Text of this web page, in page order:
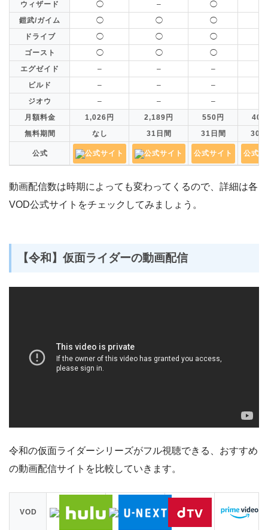
ウィザード
◯ – ◯
鎧武/ガイム
◯ ◯ ◯
ドライブ
◯ ◯ ◯
ゴースト
◯ ◯ ◯
エグゼイド
– – –
ビルド
– – –
ジオウ
– – –
月額料金
1,026円 2,189円 550円
408
無料期間
なし 31日間 31日間 30
公式 公式サイト 公式サイト 公式サイト 公式
動画配信数は時期によっても変わってくるので、詳細は各
VOD公式サイトをチェックしてみましょう。
【令和】仮面ライダーの動画配信
令和の仮面ライダーシリーズがフル視聴できる、おすすめ
の動画配信サイトを比較していきます。
VOD